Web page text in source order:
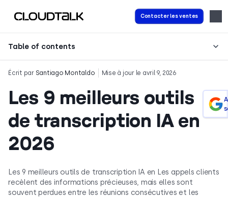
Contacter les ventes
Table of contents
Écrit par Santiago Montaldo Mise à jour le avril 9, 2026
Les 9 meilleurs outils
de transcription IA en
2026
Les 9 meilleurs outils de transcription IA en Les appels clients
recèlent des informations précieuses, mais elles sont
souvent perdues entre les réunions consécutives et les